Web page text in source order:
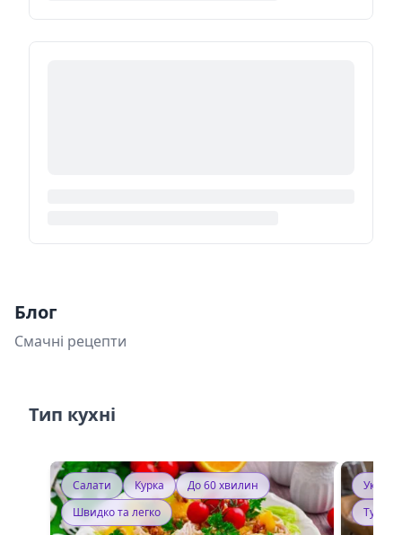
Блог
Смачні рецепти
Тип кухні
Салати Курка
До 60 хвилин
Швидко та легко